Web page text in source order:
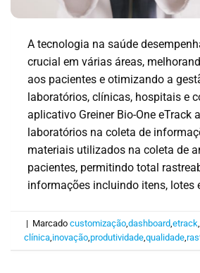
A tecnologia na saúde
crucial em várias áreas,
aos pacientes e otimizando a
laboratórios, clínicas, hospitais e
aplicativo Greiner Bio-One eTrack
laboratórios na coleta de
materiais utilizados na coleta de
pacientes, permitindo total
informações incluindo itens, lotes
| Marcadocustomização ,dashboard ,etrack
clínica inovação ,produtividade ,qualidade ,